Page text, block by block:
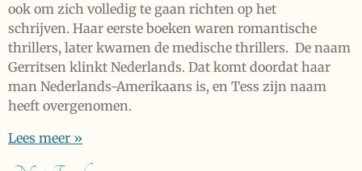
ook om zich volledig te gaan richten op het
schrijven. Haar eerste boeken waren romantische
thrillers, later kwamen de medische thrillers. De naam
Gerritsen klinkt Nederlands. Dat komt doordat haar
man Nederlands-Amerikaans is, en Tess zijn naam
heeft overgenomen.
Lees meer »